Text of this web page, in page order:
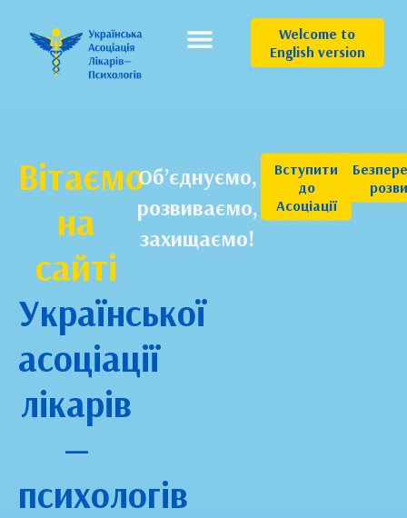
Welcome to
English version
Вітаємо
на
сайті
Української
асоціації
лікарів
—
психологів
Об’єднуємо,
розвиваємо,
захищаємо!
Вступити
до
Асоціації